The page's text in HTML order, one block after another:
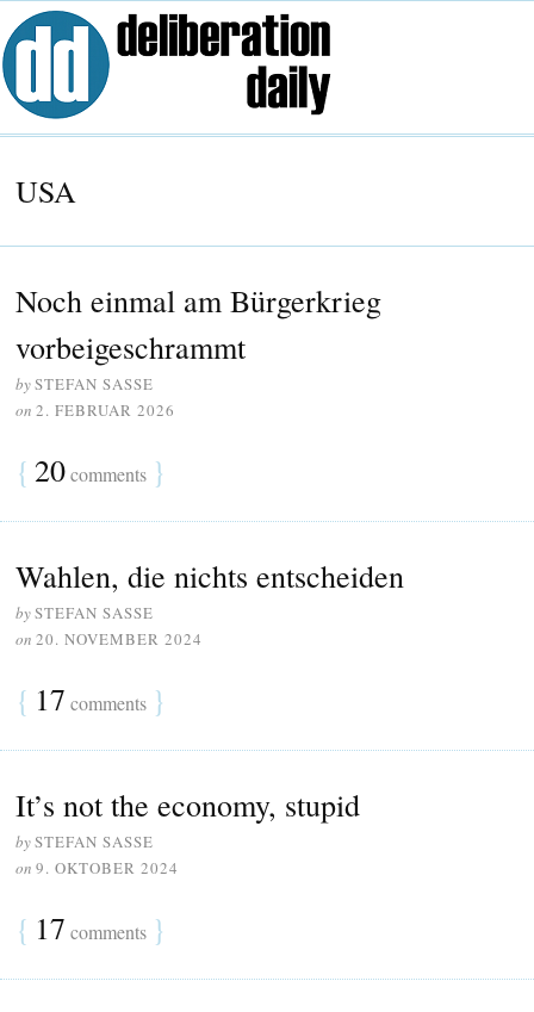
USA
Noch einmal am Bürgerkrieg
vorbeigeschrammt
bySTEFAN SASSE
on 2. FEBRUAR 2026
{ 20comments }
Wahlen, die nichts entscheiden
bySTEFAN SASSE
on 20. NOVEMBER 2024
{ 17 comments }
It’s not the economy, stupid
bySTEFAN SASSE
on 9. OKTOBER 2024
{ 17 comments }